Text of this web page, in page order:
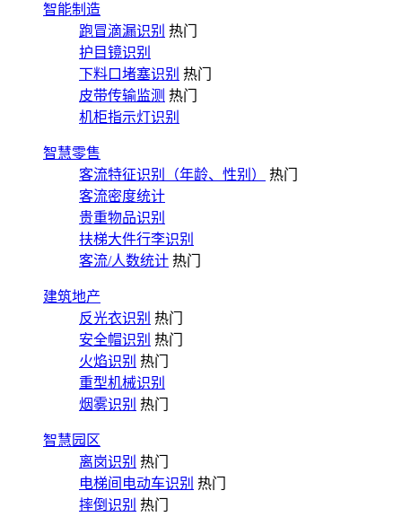
智能制造
跑冒滴漏识别 热门
护目镜识别
下料口堵塞识别 热门
皮带传输监测 热门
机柜指示灯识别
智慧零售
客流特征识别（年龄、性别）
热门
客流密度统计
贵重物品识别
扶梯大件行李识别
客流/人数统计 热门
建筑地产
反光衣识别 热门
安全帽识别 热门
火焰识别 热门
重型机械识别
烟雾识别 热门
智慧园区
离岗识别 热门
电梯间电动车识别 热门
摔倒识别 热门